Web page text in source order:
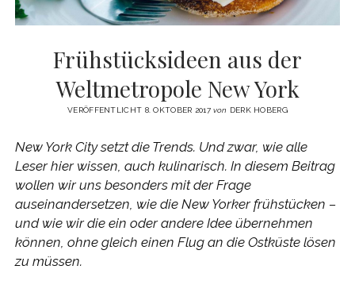
Frühstücksideen aus der
Weltmetropole New York
VERÖFFENTLICHT 8. OKTOBER 2017von DERK HOBERG
New York City setzt die Trends. Und zwar, wie alle
Leser hier wissen, auch kulinarisch. In diesem Beitrag
wollen wir uns besonders mit der Frage
auseinandersetzen, wie die New Yorker frühstücken –
und wie wir die ein oder andere Idee übernehmen
können, ohne gleich einen Flug an die Ostküste lösen
zu müssen.